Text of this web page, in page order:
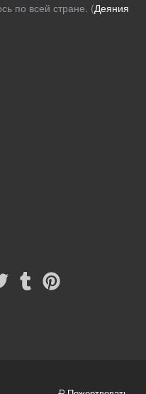
по всей стране. (Деяния